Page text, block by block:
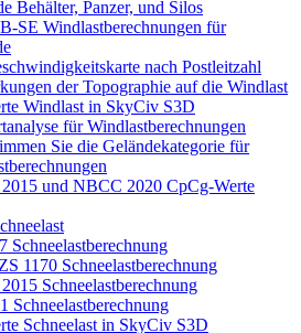
Behälter, Panzer, und Silos
SE Windlastberechnungen für
nach Postleitzahl
der Topographie auf die Windlast
Windlast in SkyCiv S3D
für Windlastberechnungen
Sie die Geländekategorie für
und NBCC 2020 CpCg-Werte
Schneelastberechnung
1170 Schneelastberechnung
Schneelastberechnung
Schneelastberechnung
Schneelast in SkyCiv S3D